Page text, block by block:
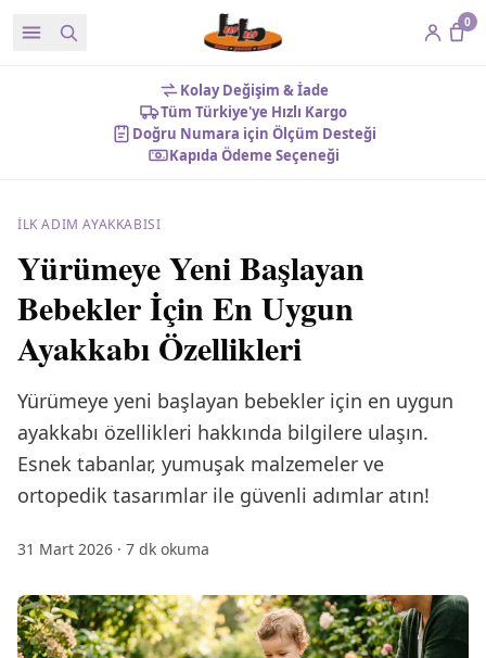
0
Kolay Değişim & İade
Tüm Türkiye'ye Hızlı Kargo
Doğru Numara için Ölçüm Desteği
Kapıda Ödeme Seçeneği
İLK ADIM AYAKKABISI
Yürümeye Yeni Başlayan
Bebekler İçin En Uygun
Ayakkabı Özellikleri
Yürümeye yeni başlayan bebekler için en uygun
ayakkabı özellikleri hakkında bilgilere ulaşın.
Esnek tabanlar, yumuşak malzemeler ve
ortopedik tasarımlar ile güvenli adımlar atın!
31 Mart 2026 · 7 dk okuma